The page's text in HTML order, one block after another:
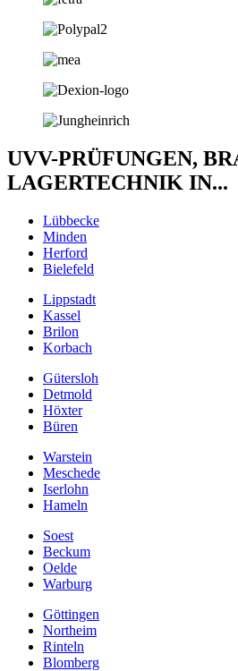
UVV-PRÜFUNGEN,
LAGERTECHNIK IN...
Lübbecke
Minden
Herford
Bielefeld
Lippstadt
Kassel
Brilon
Korbach
Gütersloh
Detmold
Höxter
Büren
Warstein
Meschede
Iserlohn
Hameln
Soest
Beckum
Oelde
Warburg
Göttingen
Northeim
Rinteln
Blomberg